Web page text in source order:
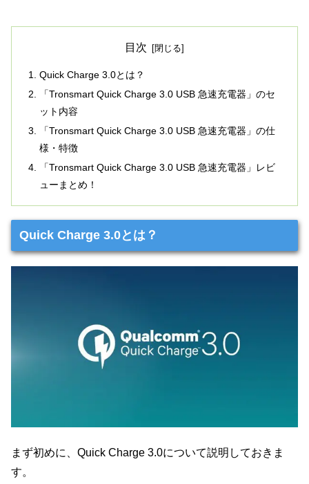
目次
Quick Charge 3.0とは？
「Tronsmart Quick Charge 3.0 USB 急速充電器」のセ
ット内容
「Tronsmart Quick Charge 3.0 USB 急速充電器」の仕
様・特徴
「Tronsmart Quick Charge 3.0 USB 急速充電器」レビ
ューまとめ！
Quick Charge 3.0とは？
まず初めに、Quick Charge 3.0について説明しておきま
す。